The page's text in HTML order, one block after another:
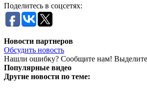
Поделитесь в соцсетях:
Новости партнеров
Обсудить новость
Нашли ошибку? Сообщите нам! Выделите
Популярные видео
Другие новости по теме: